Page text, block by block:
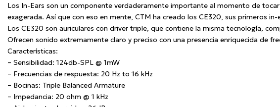
Los In-Ears son un componente verdaderamente importante al momento de
exagerada. Así que con eso en mente, CTM ha creado los CE320, sus primeros
Los CE320 son auriculares con driver triple, que contiene la misma tecnología,
Ofrecen sonido extremamente claro y preciso con una presencia enriquecida de
Características:
– Sensibilidad: 124db-SPL @ 1mW
– Frecuencias de respuesta: 20 Hz to 16 kHz
– Bocinas: Triple Balanced Armature
– Impedancia: 20 ohm @ 1 kHz